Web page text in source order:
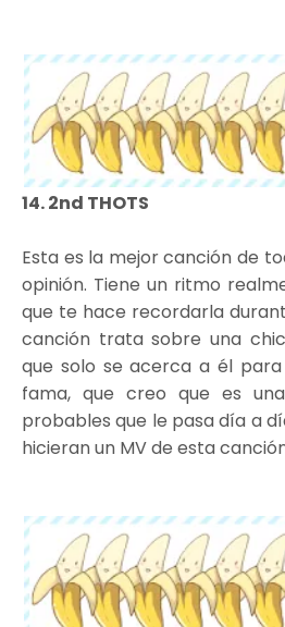
14. 2nd THOTS
Esta es la mejor canción de
opinión. Tiene un ritmo
que te hace recordarla
canción trata sobre una
que solo se acerca a él
fama, que creo que es
probables que le pasa día a
hicieran un MV de esta